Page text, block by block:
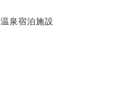
温泉宿泊施設